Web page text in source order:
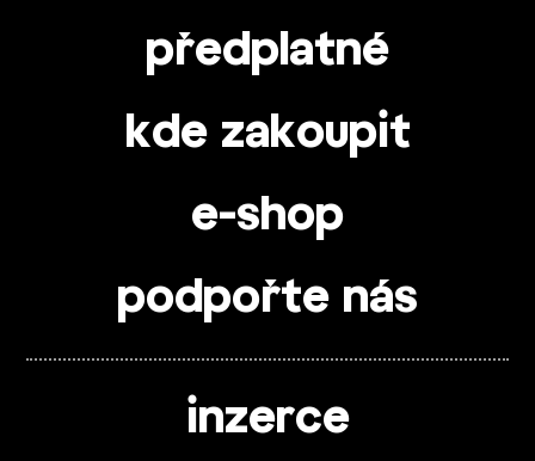
předplatné
kde zakoupit
e-shop
podpořte nás
inzerce